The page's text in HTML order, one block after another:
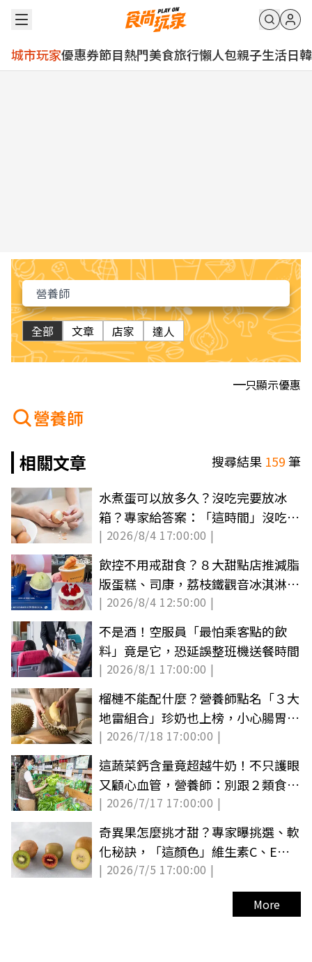
城市玩家優惠券節目熱門美食旅行懶人包親子生活日韓
全部 文章 店家 達人
只顯示優惠
營養師
相關文章
搜尋結果 159筆
水煮蛋可以放多久？沒吃完要放冰
箱？專家給答案：「這時間」沒吃完
細菌增生
| 2026/8/4 17:00:00 |
飲控不用戒甜食？８大甜點店推減脂
版蛋糕、司康，荔枝鐵觀音冰淇淋必
吃
| 2026/8/4 12:50:00 |
不是酒！空服員「最怕乘客點的飲
料」竟是它，恐延誤整班機送餐時間
| 2026/8/1 17:00:00 |
榴槤不能配什麼？營養師點名「３大
地雷組合」珍奶也上榜，小心腸胃出
問題
| 2026/7/18 17:00:00 |
這蔬菜鈣含量竟超越牛奶！不只護眼
又顧心血管，營養師：別跟２類食物
一起吃
| 2026/7/17 17:00:00 |
奇異果怎麼挑才甜？專家曝挑選、軟
化秘訣，「這顏色」維生素C、E超
高
| 2026/7/5 17:00:00 |
More